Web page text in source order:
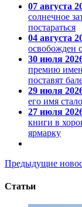
07 августа
солнечное
постараться
04 августа
освобожден
30 июля
премию
поставят
29 июля
его имя
27 июля
книги в
ярмарку
Предыдущие
Статьи